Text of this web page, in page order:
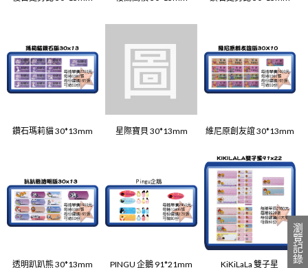
鑽石瑪莉貓 30*13mm 星際寶貝 30*13mm 維尼原創友誼 30*13mm
透明趴趴熊 30*13mm PINGU 企鵝 91*21mm
KiKiLaLa 雙子星
瀏覽記錄